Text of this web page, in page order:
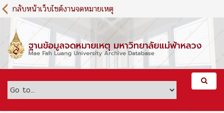
S
k
m
กลับหน้าเว็บไซต์งานจดหมายเหตุ